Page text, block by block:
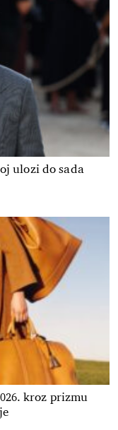
ulozi do sada
kroz prizmu